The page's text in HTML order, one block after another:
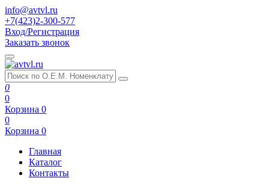
info@avtvl.ru
+7(423)2-300-577
Вход/Регистрация
Заказать звонок
0
0
Корзина 0
0
Корзина 0
Главная
Каталог
Контакты